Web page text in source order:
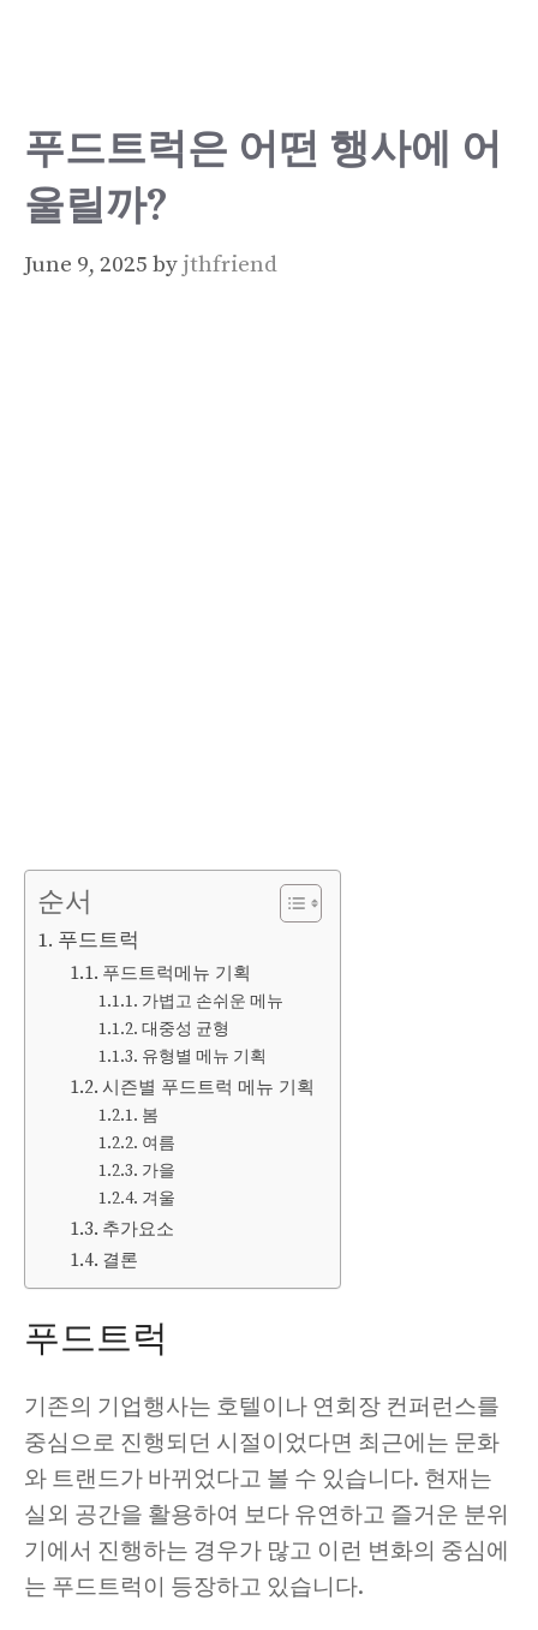
푸드트럭은 어떤 행사에 어
울릴까?
June 9, 2025 by jthfriend
순서
푸드트럭
푸드트럭메뉴 기획
가볍고 손쉬운 메뉴
대중성 균형
유형별 메뉴 기획
시즌별 푸드트럭 메뉴 기획
봄
여름
가을
겨울
추가요소
결론
푸드트럭
기존의 기업행사는 호텔이나 연회장 컨퍼런스를
중심으로 진행되던 시절이었다면 최근에는 문화
와 트랜드가 바뀌었다고 볼 수 있습니다. 현재는
실외 공간을 활용하여 보다 유연하고 즐거운 분위
기에서 진행하는 경우가 많고 이런 변화의 중심에
는 푸드트럭이 등장하고 있습니다.